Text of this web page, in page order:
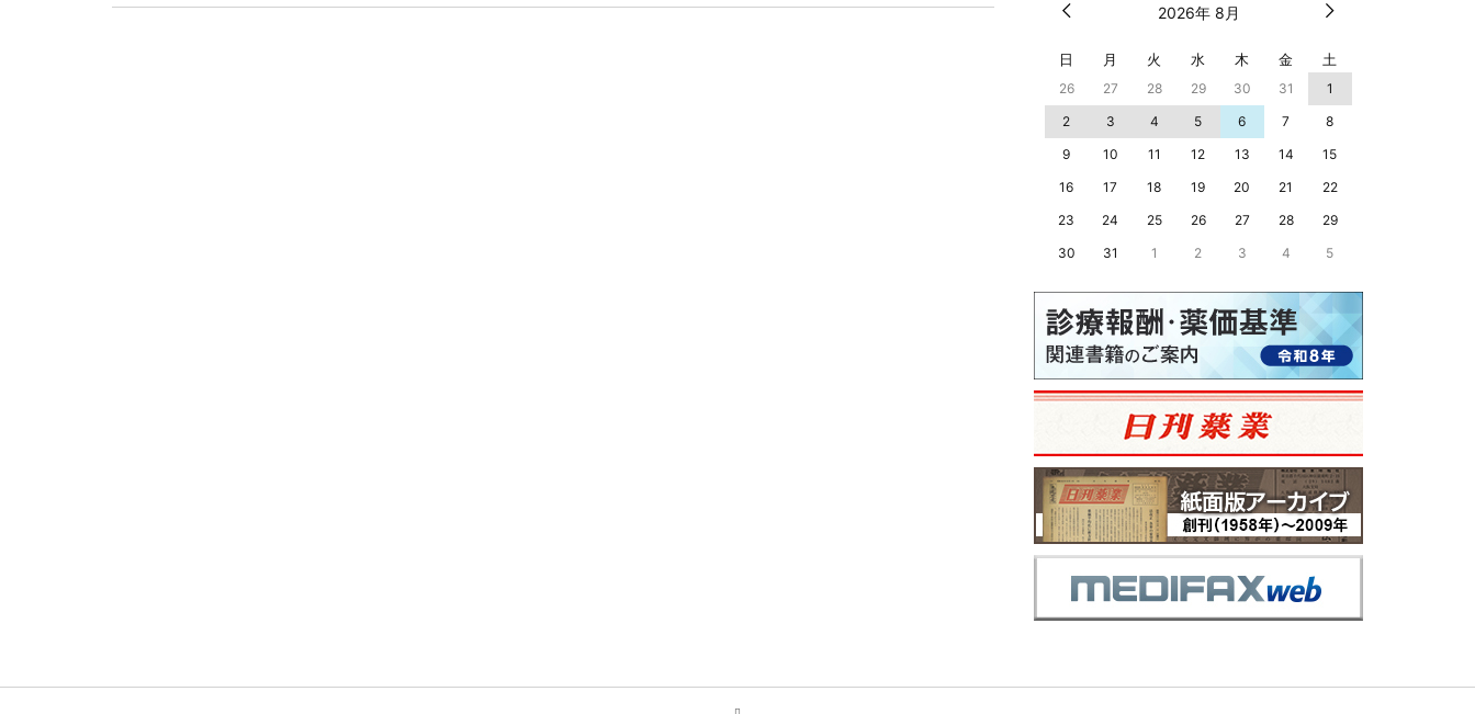
2026年 8月
日 月 火 水 木 金 土
26 27 28 29 30 31
1
2
3 4 5 6 7
8
9
10 11 12 13 14
15
16
17 18 19 20 21
22
23
24 25 26 27 28
29
30
31 1 2 3 4 5